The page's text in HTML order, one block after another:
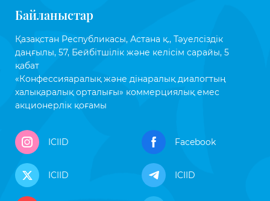
Байланыстар
Қазақстан Республикасы, Астана қ., Тәуелсіздік
даңғылы, 57, Бейбітшілік және келісім сарайы, 5
қабат
«Конфессияаралық және дінаралық диалогтың
халықаралық орталығы» коммерциялық емес
акционерлік қоғамы
ICIID Facebook
ICIID ICIID